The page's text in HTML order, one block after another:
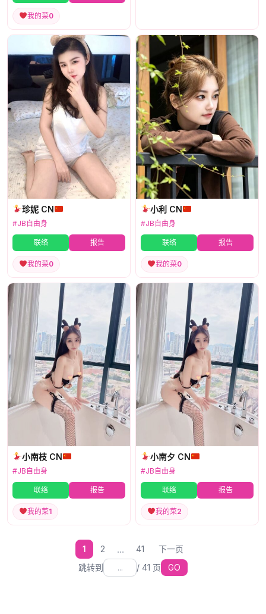
我的菜0
珍妮 CN
#JB自由身
联络 报告
我的菜0
小利 CN
#JB自由身
联络 报告
我的菜0
小南枝 CN
#JB自由身
联络 报告
我的菜1
小南夕 CN
#JB自由身
联络 报告
我的菜2
1 2 ... 41
下一页
跳转到
/ 41 页 GO